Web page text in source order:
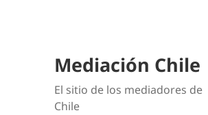
Mediación Chile
El sitio de los mediadores de
Chile